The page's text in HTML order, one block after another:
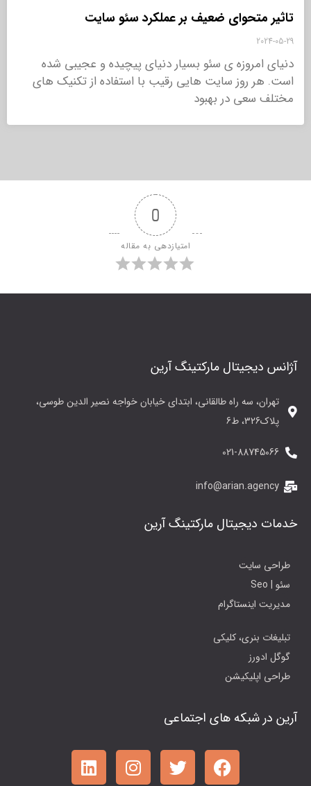
تاثیر متحوای ضعیف بر عملکرد سئو سایت
2024-05-29
دنیای امروزه ی سئو بسیار دنیای پیچیده و عجیبی شده
است. هر روز سایت هایی رقیب با استفاده از تکنیک های
مختلف سعی در بهبود
0
امتیازدهی به مقاله
آژانس دیجیتال مارکتینگ آرین
تهران، سه راه طالقانی، ابتدای خیابان خواجه نصیر الدین طوسی،
پلاک326، ط6
021-88745066
info@arian.agency
خدمات دیجیتال مارکتینگ آرین
طراحی سایت
سئو | Seo
مدیریت اینستاگرام
تبلیغات بنری، کلیکی
گوگل ادورز
طراحی اپلیکیشن
آرین در شبکه های اجتماعی